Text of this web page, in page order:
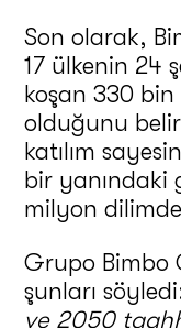
Son olarak,
17 ülkenin 24
koşan 330 bin
olduğunu
katılım
bir yanındaki
milyon
Grupo Bimbo
şunları
ve 2050